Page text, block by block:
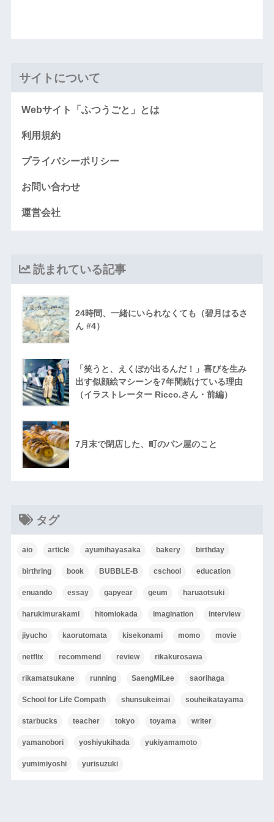
サイトについて
Webサイト「ふつうごと」とは
利用規約
プライバシーポリシー
お問い合わせ
運営会社
読まれている記事
24時間、一緒にいられなくても（碧月はるさ
ん #4）
「笑うと、えくぼが出るんだ！」喜びを生み
出す似顔絵マシーンを7年間続けている理由
（イラストレーター Ricco.さん・前編）
7月末で閉店した、町のパン屋のこと
タグ
aio article ayumihayasaka bakery birthday
birthring book BUBBLE-B cschool education
enuando essay gapyear geum haruaotsuki
harukimurakami hitomiokada imagination interview
jiyucho kaorutomata kisekonami momo movie
netflix recommend review rikakurosawa
rikamatsukane running SaengMiLee saorihaga
School for Life Compath shunsukeimai souheikatayama
starbucks teacher tokyo toyama writer
yamanobori yoshiyukihada yukiyamamoto
yumimiyoshi yurisuzuki